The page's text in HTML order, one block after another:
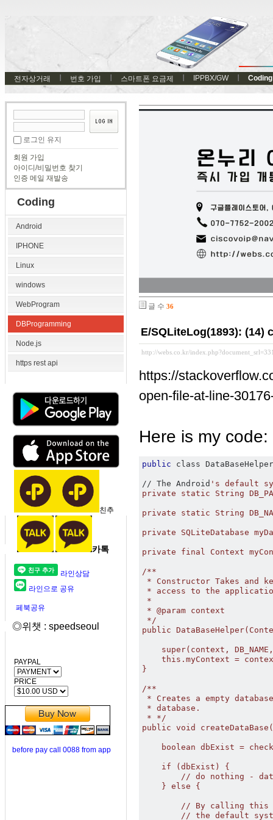
전자상거래 번호 가입 스마트폰 요금제 IPPBX/GW Coding
로그인 유지
회원 가입
아이디/비밀번호 찾기
인증 메일 재발송
Coding
Android
IPHONE
Linux
windows
WebProgram
DBProgramming
Node.js
https rest api
친추
카톡
라인상담
라인으로 공유
페북공유
◎위챗 : speedseoul
PAYPAL
PRICE
before pay call 0088 from app
글 수 36
E/SQLiteLog(1893): (14)
http://webs.co.kr/
https://
open-file-at-line-
Here is my code:
public class
// The Android 's default
private static String
private static String
private SQLiteDatabase
private final Context
/**
* Constructor Takes and
* access to the
*
* @param context
*/
public
super(context,
this.myContext =
}
/**
* Creates a empty
* database.
* */
public void
boolean dbExist =
    if (dbExist) {
// do nothing -
    } else {
// By calling
// the default